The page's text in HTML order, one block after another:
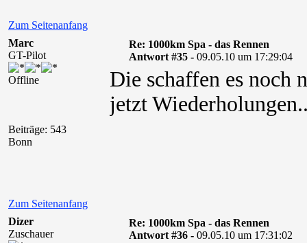
Zum Seitenanfang
Marc
GT-Pilot
Offline
Beiträge: 543
Bonn
Re: 1000km Spa - das Rennen
Antwort #35 - 09.05.10 um 17:29:04
Die schaffen es noch
jetzt
Zum Seitenanfang
Dizer
Zuschauer
Re: 1000km Spa - das Rennen
Antwort #36 - 09.05.10 um 17:31:02